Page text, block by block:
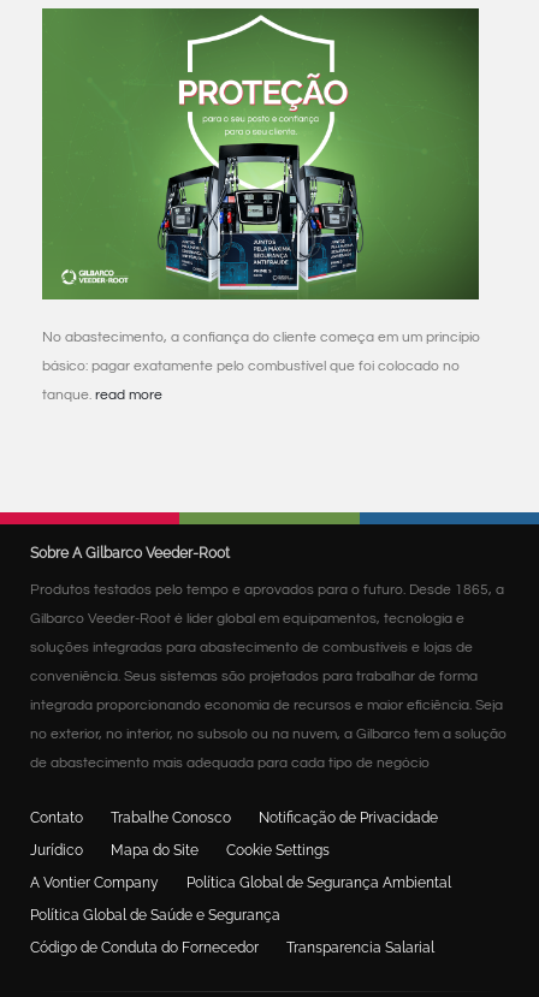
No abastecimento, a confiança do cliente começa em um princípio
básico: pagar exatamente pelo combustível que foi colocado no
tanque. read more
Sobre A Gilbarco Veeder-Root
Produtos testados pelo tempo e aprovados para o futuro. Desde 1865, a
Gilbarco Veeder-Root é líder global em equipamentos, tecnologia e
soluções integradas para abastecimento de combustíveis e lojas de
conveniência. Seus sistemas são projetados para trabalhar de forma
integrada proporcionando economia de recursos e maior eficiência. Seja
no exterior, no interior, no subsolo ou na nuvem, a Gilbarco tem a solução
de abastecimento mais adequada para cada tipo de negócio
Contato Trabalhe Conosco
Notificação de Privacidade
Jurídico
Mapa do Site
Cookie Settings
A Vontier Company
Política Global de Segurança Ambiental
Política Global de Saúde e Segurança
Código de Conduta do Fornecedor
Transparencia Salarial